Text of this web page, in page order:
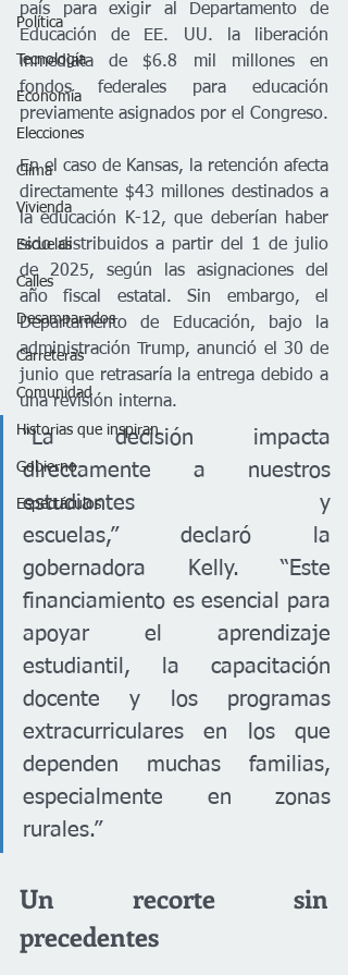
Política
Tecnología
Economía
Elecciones
Clima
Vivienda
Escuelas
Calles
Desamparados
Carreteras
Comunidad
Historias que inspiran
Gobierno
Espectáculos
país para exigir al Departamento de
Educación de EE. UU. la liberación
inmediata de $6.8 mil millones en
fondos federales para educación
previamente asignados por el Congreso.
En el caso de Kansas, la retención afecta
directamente $43 millones destinados a
la educación K-12, que deberían haber
sido distribuidos a partir del 1 de julio
de 2025, según las asignaciones del
año fiscal estatal. Sin embargo, el
Departamento de Educación, bajo la
administración Trump, anunció el 30 de
junio que retrasaría la entrega debido a
una revisión interna.
“La decisión impacta
directamente a nuestros
estudiantes y
escuelas,” declaró la
gobernadora Kelly. “Este
financiamiento es esencial para
apoyar el aprendizaje
estudiantil, la capacitación
docente y los programas
extracurriculares en los que
dependen muchas familias,
especialmente en zonas
rurales.”
Un recorte sin
precedentes